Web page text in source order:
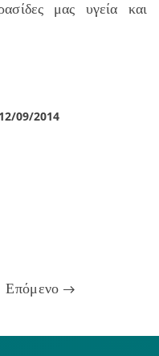
μας υγεία και
09/2014
Επόμενο